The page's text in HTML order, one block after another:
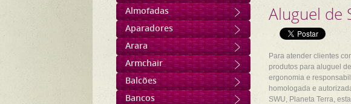
Aluguel de
Para atender clientes
produtos para aluguel
ergonomia e
homologada e
SWU, Planeta Terra,
Almofadas
Aparadores
Arara
Armchair
Balcões
Bancos